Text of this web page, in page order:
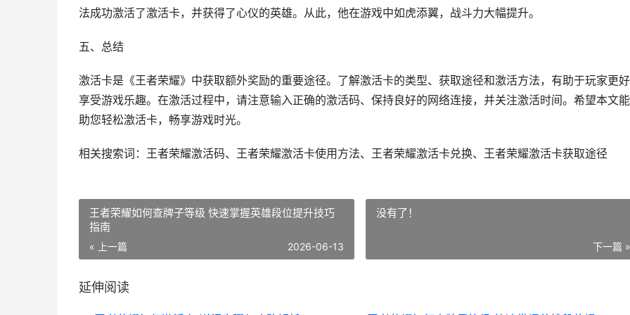
法成功激活了激活卡，并获得了心仪的英雄。从此，他在游戏中如虎添翼，战斗力大幅提升。
五、总结
激活卡是《王者荣耀》中获取额外奖励的重要途径。了解激活卡的类型、获取途径和激活方法，有助于玩家更
享受游戏乐趣。在激活过程中，请注意输入正确的激活码、保持良好的网络连接，并关注激活时间。希望本文
助您轻松激活卡，畅享游戏时光。
相关搜索词：王者荣耀激活码、王者荣耀激活卡使用方法、王者荣耀激活卡兑换、王者荣耀激活卡获取途径
王者荣耀如何查牌子等级 快速掌握英雄段位提升技巧
指南
« 上一篇 2026-06-13
没有了！
下一篇 »
延伸阅读